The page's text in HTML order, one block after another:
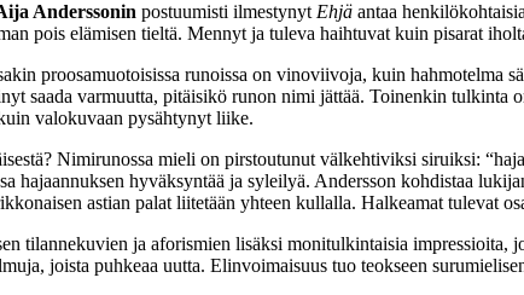
Anderssonin postuumisti ilmestynyt Ehjä antaa
pois elämisen tieltä. Mennyt ja tuleva haihtuvat kuin pisarat
proosamuotoisissa runoissa on vinoviivoja, kuin
saada varmuutta, pitäisikö runon nimi jättää. Toinenkin tulkinta
valokuvaan pysähtynyt liike.
Nimirunossa mieli on pirstoutunut välkehtiviksi siruiksi:
hajaannuksen hyväksyntää ja syleilyä. Andersson kohdistaa
astian palat liitetään yhteen kullalla. Halkeamat tulevat
tilannekuvien ja aforismien lisäksi monitulkintaisia impressioita,
joista puhkeaa uutta. Elinvoimaisuus tuo teokseen